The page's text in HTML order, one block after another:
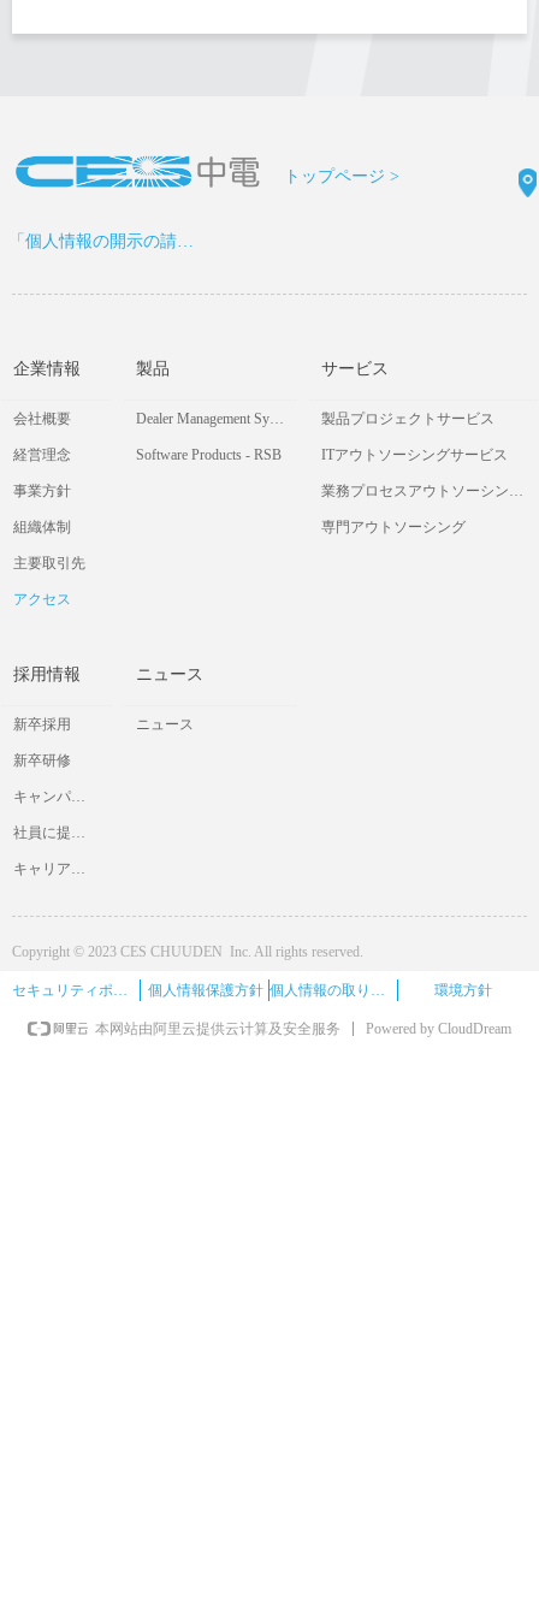
会社概要
経営理念
事業方針
組織体制
主要取引先
アクセス
企業情報
Dealer Management System
Software Products - RSB
製品
製品プロジェクトサービス
ITアウトソーシングサービス
業務プロセスアウトソーシングサービス
専門アウトソーシング
サービス
新卒採用
新卒研修
キャンパス交流会
社員に提供したいと考えていること
キャリア採用情報
採用情報
ニュース
ニュース
Copyright © 2023 CES CHUUDEN Inc. All rights reserved.
セキュリティポリシー 個人情報保護方針 個人情報の取り扱い 環境方針
トップページ >
「個人情報の開示の請求書」をDOWNLOAD >
本网站由阿里云提供云计算及安全服务 Powered by CloudDream